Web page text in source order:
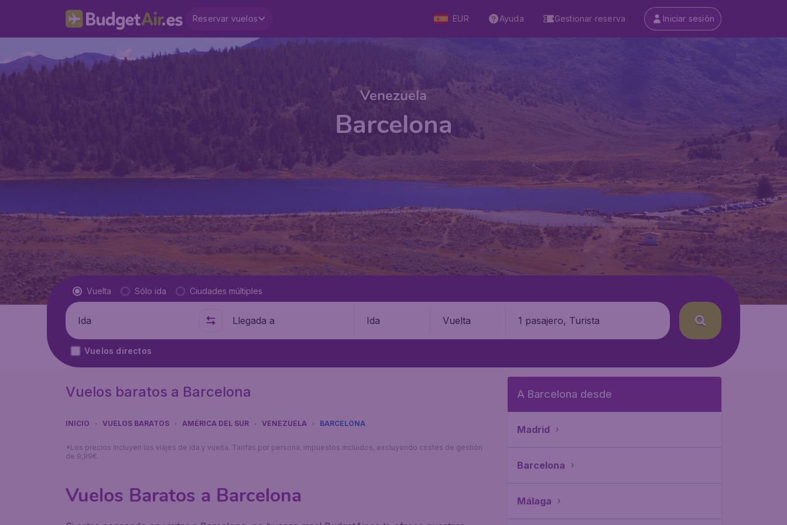
Reservar vuelos EUR Ayuda Gestionar reserva Iniciar sesión
Venezuela
Barcelona
Tipo de vuelo
Vuelta Sólo ida Ciudades múltiples
Salida de A dónde Ida Vuelta 1 pasajero, Turista
Vuelos directos
Vuelos baratos a Barcelona
INICIO VUELOS BARATOS AMÉRICA DEL SUR VENEZUELA BARCELONA
*Los precios incluyen los viajes de ida y vuelta. Tarifas por persona, impuestos incluidos, excluyendo costes de gestión
de 9,99€.
Vuelos Baratos a Barcelona
A Barcelona desde
Madrid
Barcelona
Málaga